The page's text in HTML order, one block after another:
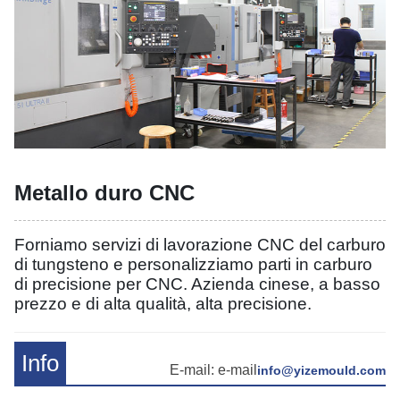
Metallo duro CNC
Forniamo servizi di lavorazione CNC del carburo
di tungsteno e personalizziamo parti in carburo
di precisione per CNC. Azienda cinese, a basso
prezzo e di alta qualità, alta precisione.
Info E-mail: e-mail info@yizemould.com